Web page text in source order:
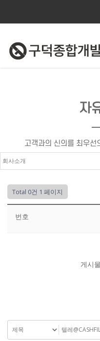
자
고객과의 신의를 최우
Total 0건 1 페이지
번호
게시